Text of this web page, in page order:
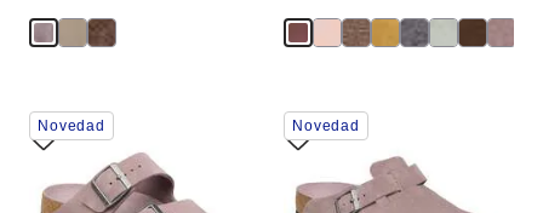
La
imagen
del
producto
Novedad
La
imagen
del
producto
Novedad